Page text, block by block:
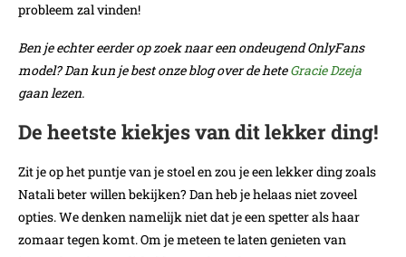
probleem zal vinden!
Ben je echter eerder op zoek naar een ondeugend OnlyFans
model? Dan kun je best onze blog over de heteGracie Dzeja
gaan lezen.
De heetste kiekjes van dit lekker ding!
Zit je op het puntje van je stoel en zou je een lekker ding zoals
Natali beter willen bekijken? Dan heb je helaas niet zoveel
opties. We denken namelijk niet dat je een spetter als haar
zomaar tegen komt. Om je meteen te laten genieten van